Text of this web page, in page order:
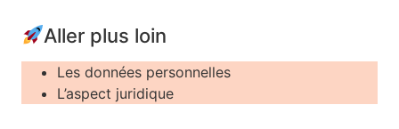
Aller plus loin
Les données personnelles
L’aspect juridique